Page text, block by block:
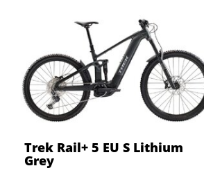
Trek Rail+ 5 EU S Lithium
Grey